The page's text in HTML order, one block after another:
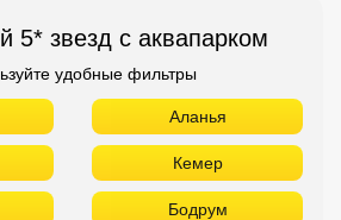
5* звезд с аквапарком
удобные фильтры
Аланья
Кемер
Бодрум